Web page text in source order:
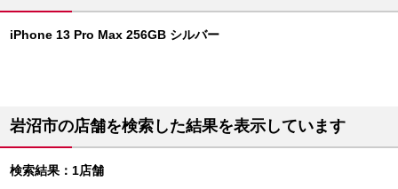
iPhone 13 Pro Max 256GB シルバー
岩沼市の店舗を検索した結果を表示しています
検索結果：1店舗